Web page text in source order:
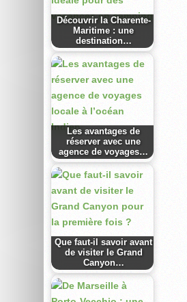
Découvrir la Charente-
Maritime : une
destination…
Les avantages de
réserver avec une
agence de voyages…
Que faut-il savoir avant
de visiter le Grand
Canyon…